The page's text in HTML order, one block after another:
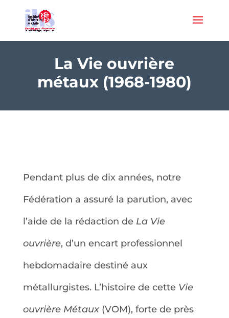
La Vie ouvrière
métaux (1968-1980)
Pendant plus de dix années, notre
Fédération a assuré la parution, avec
l’aide de la rédaction de La Vie
ouvrière, d’un encart professionnel
hebdomadaire destiné aux
métallurgistes. L’histoire de cette Vie
ouvrière Métaux(VOM), forte de près